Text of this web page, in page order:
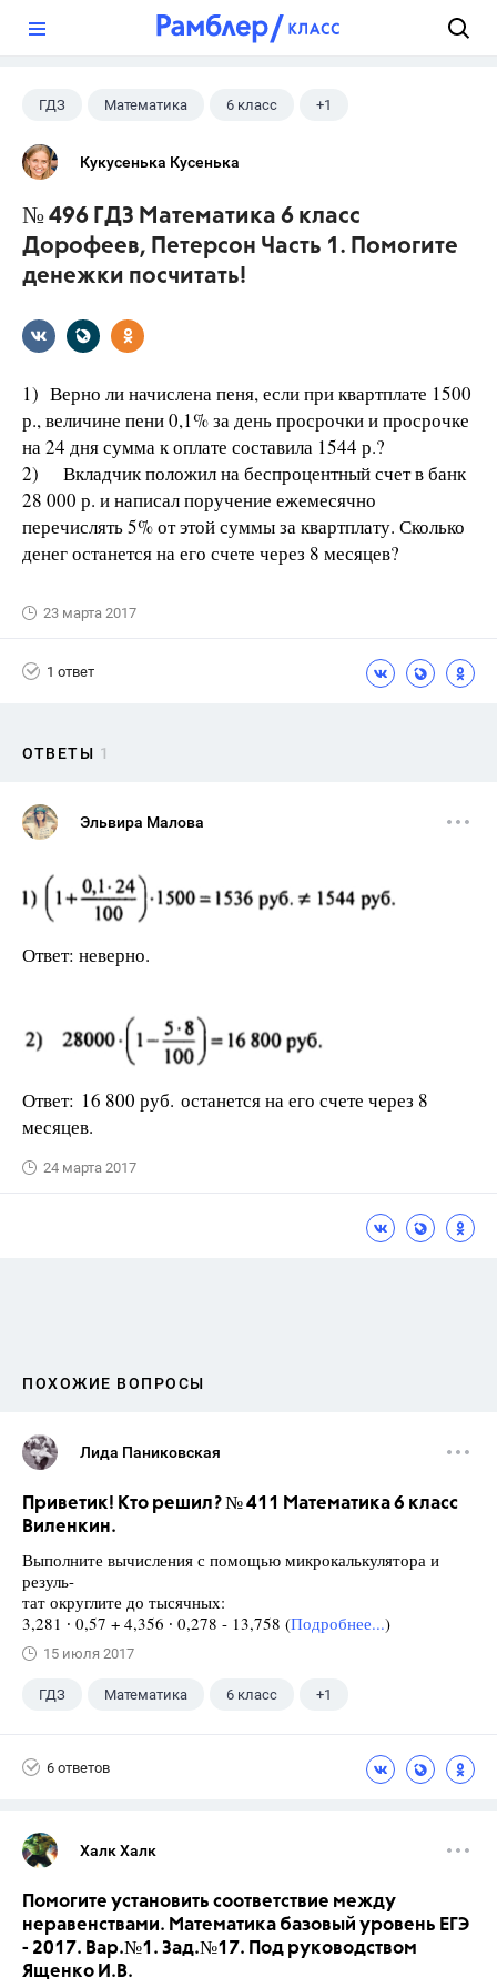
ГДЗ Математика 6 класс +1
Дорофеев Г. В.
Кукусенька Кусенька
№ 496 ГДЗ Математика 6 класс
Дорофеев, Петерсон Часть 1. Помогите
денежки посчитать!
1) Верно ли начислена пеня, если при квартплате 1500
р., величине пени 0,1% за день просрочки и просрочке
на 24 дня сумма к оплате составила 1544 р.?
2) Вкладчик положил на беспроцентный счет в банк
28 000 р. и написал поручение ежемесячно
перечислять 5% от этой суммы за квартплату. Сколько
денег останется на его счете через 8 месяцев?
23 марта 2017
1 ответ
ОТВЕТЫ 1
Эльвира Малова
Ответ: неверно.
Ответ: 16 800 руб. останется на его счете через 8
месяцев.
24 марта 2017
ПОХОЖИЕ ВОПРОСЫ
Лида Паниковская
Приветик! Кто решил? № 411 Математика 6 класс
Виленкин.
Выполните вычисления с помощью микрокалькулятора и
резуль-
тат округлите до тысячных:
3,281 ∙ 0,57 + 4,356 ∙ 0,278 - 13,758 (Подробнее...)
15 июля 2017
ГДЗ Математика 6 класс +1
6 ответов
Халк Халк
Помогите установить соответствие между
неравенствами. Математика базовый уровень ЕГЭ
- 2017. Вар.№1. Зад.№17. Под руководством
Ященко И.В.